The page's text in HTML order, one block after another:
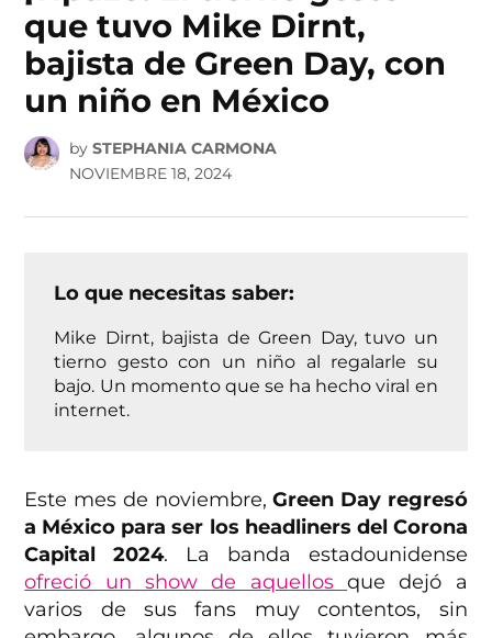
que tuvo Mike Dirnt,
bajista de Green Day, con
un niño en México
by STEPHANIA CARMONA
NOVIEMBRE 18, 2024
Lo que necesitas saber:
Mike Dirnt, bajista de Green Day, tuvo un
tierno gesto con un niño al regalarle su
bajo. Un momento que se ha hecho viral en
internet.
Este mes de noviembre,Green Day regresó
a México para ser los headliners del Corona
Capital 2024. La banda estadounidense
ofreció un show de aquellos que dejó a
varios de sus fans muy contentos, sin